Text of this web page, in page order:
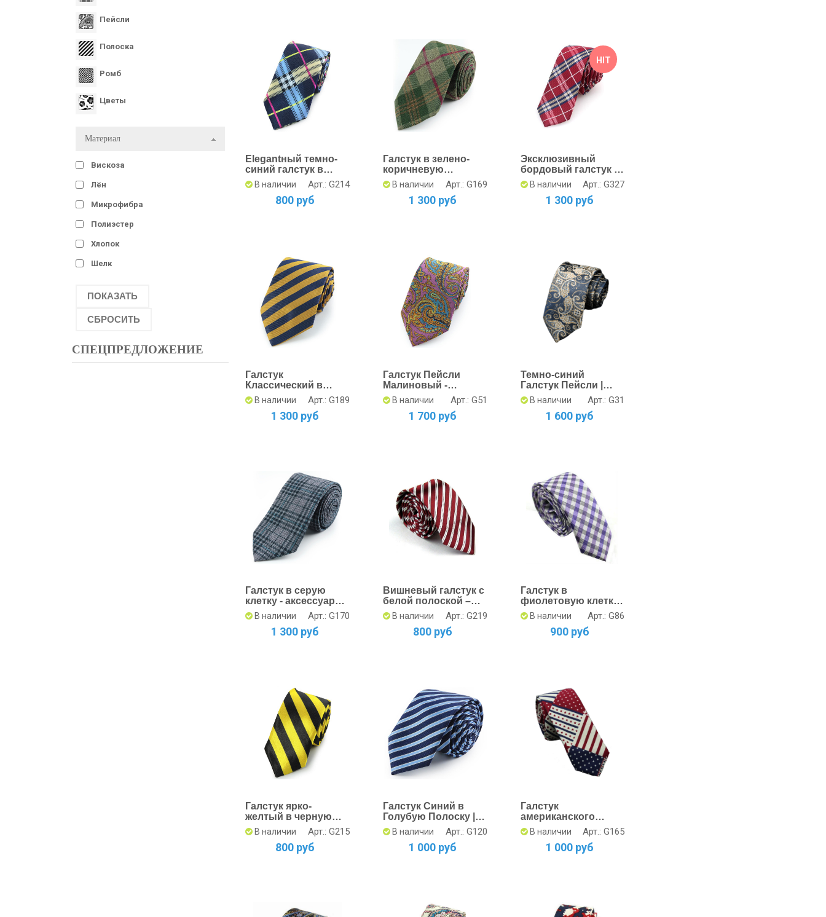
Пейсли
Полоска
Ромб
Цветы
Материал
Вискоза
Лён
Микрофибра
Полиэстер
Хлопок
Шелк
СПЕЦПРЕДЛОЖЕНИЕ
Еlegantный темно-
синий галстук в
косую клетку
В наличии Арт.: G214
800 руб
Галстук в зелено-
коричневую
шотландскую клетку
В наличии Арт.: G169
1 300 руб
HIT
Эксклюзивный
бордовый галстук в
клетку | Мужской
стиль
В наличии Арт.: G327
1 300 руб
Галстук
Классический в
Желто-Синюю
Полоску
В наличии Арт.: G189
1 300 руб
Галстук Пейсли
Малиновый -
Широкий Дизайн
В наличии Арт.: G51
1 700 руб
Темно-синий
Галстук Пейсли |
Классическая
Ширина
В наличии Арт.: G31
1 600 руб
Галстук в серую
клетку - аксессуар
для истинных
ценителей
В наличии Арт.: G170
1 300 руб
Вишневый галстук с
белой полоской –
символ стиля
В наличии Арт.: G219
800 руб
Галстук в
фиолетовую клетку
– элегантность в
деталях
В наличии Арт.: G86
900 руб
Галстук ярко-
желтый в черную
полоску - Стиль и
Индивидуальность
В наличии Арт.: G215
800 руб
Галстук Синий в
Голубую Полоску |
Стильный Мужской
Аксессуар
В наличии Арт.: G120
1 000 руб
Галстук
американского
стиля - Хлопок,
Темно-синий/
Красный/Белый
В наличии Арт.: G165
1 000 руб